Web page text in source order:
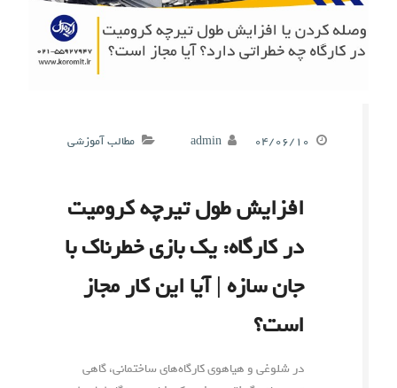
۰۴/۰۶/۱۰ admin مطالب آموزشی
افزایش طول تیرچه کرومیت
در کارگاه: یک بازی خطرناک با
جان سازه | آیا این کار مجاز
است؟
در شلوغی و هیاهوی کارگاه‌های ساختمانی، گاهی